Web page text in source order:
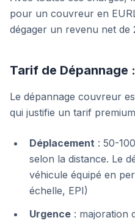
pour un couvreur en
dégager un revenu net de
Tarif de Dépannage
Le dépannage couvreur
qui justifie un tarif
Déplacement : 50-
selon la distance. Le
véhicule équipé en
échelle, EPI)
Urgence : majoration